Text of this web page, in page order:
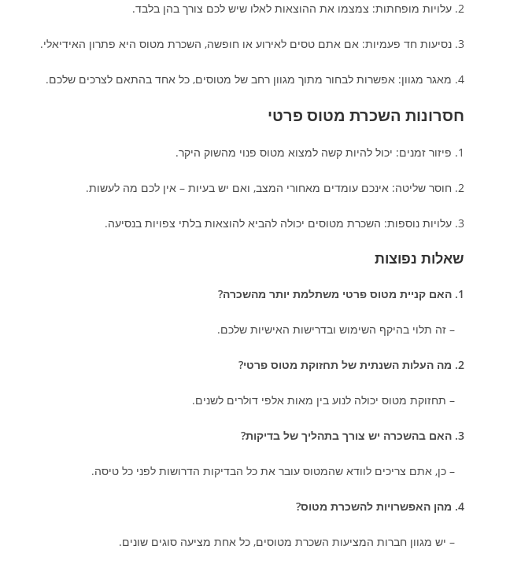
2. עלויות מופחתות: צמצמו את ההוצאות לאלו שיש לכם צורך בהן בלבד.
3. נסיעות חד פעמיות: אם אתם טסים לאירוע או חופשה, השכרת מטוס היא פתרון האידיאלי.
4. מאגר מגוון: אפשרות לבחור מתוך מגוון רחב של מטוסים, כל אחד בהתאם לצרכים שלכם.
חסרונות השכרת מטוס פרטי
1. פיזור זמנים: יכול להיות קשה למצוא מטוס פנוי מהשוק היקר.
2. חוסר שליטה: אינכם עומדים מאחורי המצב, ואם יש בעיות – אין לכם מה לעשות.
3. עלויות נוספות: השכרת מטוסים יכולה להביא להוצאות בלתי צפויות בנסיעה.
שאלות נפוצות
1. האם קניית מטוס פרטי משתלמת יותר מהשכרה?
– זה תלוי בהיקף השימוש ובדרישות האישיות שלכם.
2. מה העלות השנתית של תחזוקת מטוס פרטי?
– תחזוקת מטוס יכולה לנוע בין מאות אלפי דולרים לשנים.
3. האם בהשכרה יש צורך בתהליך של בדיקות?
– כן, אתם צריכים לוודא שהמטוס עובר את כל הבדיקות הדרושות לפני כל טיסה.
4. מהן האפשרויות להשכרת מטוס?
– יש מגוון חברות המציעות השכרת מטוסים, כל אחת מציעה סוגים שונים.